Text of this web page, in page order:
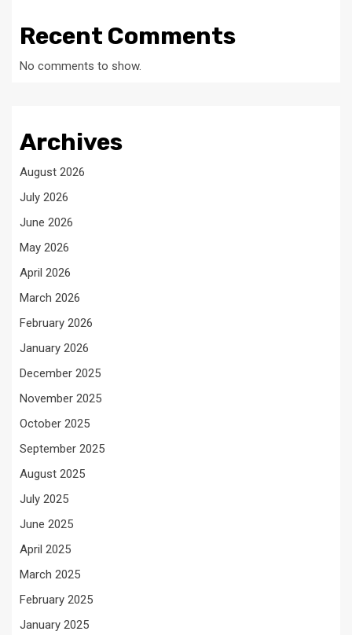
Recent Comments
No comments to show.
Archives
August 2026
July 2026
June 2026
May 2026
April 2026
March 2026
February 2026
January 2026
December 2025
November 2025
October 2025
September 2025
August 2025
July 2025
June 2025
April 2025
March 2025
February 2025
January 2025